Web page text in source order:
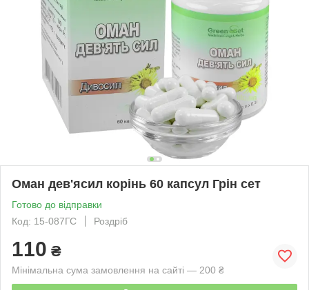
Оман дев'ясил корінь 60 капсул Грін сет
Готово до відправки
Код: 15-087ГС
Роздріб
110 ₴
Мінімальна сума замовлення на сайті — 200 ₴